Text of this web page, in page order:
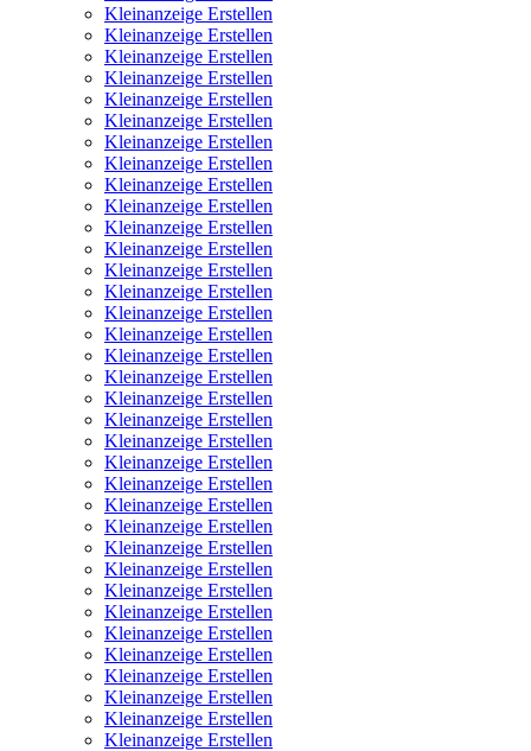
Kleinanzeige Erstellen
Kleinanzeige Erstellen
Kleinanzeige Erstellen
Kleinanzeige Erstellen
Kleinanzeige Erstellen
Kleinanzeige Erstellen
Kleinanzeige Erstellen
Kleinanzeige Erstellen
Kleinanzeige Erstellen
Kleinanzeige Erstellen
Kleinanzeige Erstellen
Kleinanzeige Erstellen
Kleinanzeige Erstellen
Kleinanzeige Erstellen
Kleinanzeige Erstellen
Kleinanzeige Erstellen
Kleinanzeige Erstellen
Kleinanzeige Erstellen
Kleinanzeige Erstellen
Kleinanzeige Erstellen
Kleinanzeige Erstellen
Kleinanzeige Erstellen
Kleinanzeige Erstellen
Kleinanzeige Erstellen
Kleinanzeige Erstellen
Kleinanzeige Erstellen
Kleinanzeige Erstellen
Kleinanzeige Erstellen
Kleinanzeige Erstellen
Kleinanzeige Erstellen
Kleinanzeige Erstellen
Kleinanzeige Erstellen
Kleinanzeige Erstellen
Kleinanzeige Erstellen
Kleinanzeige Erstellen